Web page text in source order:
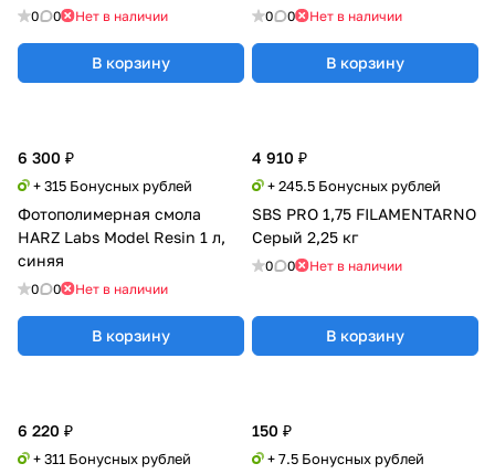
0 0 Нет в наличии
В корзину
0 0 Нет в наличии
В корзину
6 300 ₽
+ 315 Бонусных рублей
Фотополимерная смола
HARZ Labs Model Resin 1 л,
синяя
0 0 Нет в наличии
В корзину
4 910 ₽
+ 245.5 Бонусных рублей
SBS PRO 1,75 FILAMENTARNO
Серый 2,25 кг
0 0 Нет в наличии
В корзину
6 220 ₽
+ 311 Бонусных рублей
150 ₽
+ 7.5 Бонусных рублей